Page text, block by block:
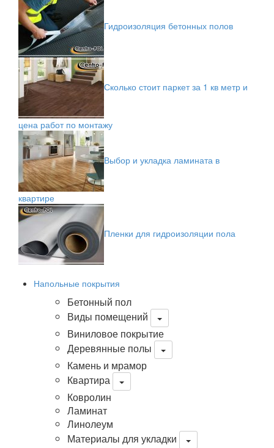
Гидроизоляция бетонных полов
Сколько стоит паркет за 1 кв метр и
цена работ по монтажу
Выбор и укладка ламината в
квартире
Пленки для гидроизоляции пола
Напольные покрытия
Бетонный пол
Виды помещений
Виниловое покрытие
Деревянные полы
Камень и мрамор
Квартира
Ковролин
Ламинат
Линолеум
Материалы для укладки